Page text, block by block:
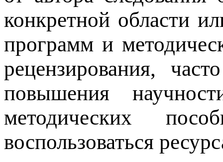
конкретной области
программ и
рецензирования,
повышения
методических
воспользоваться